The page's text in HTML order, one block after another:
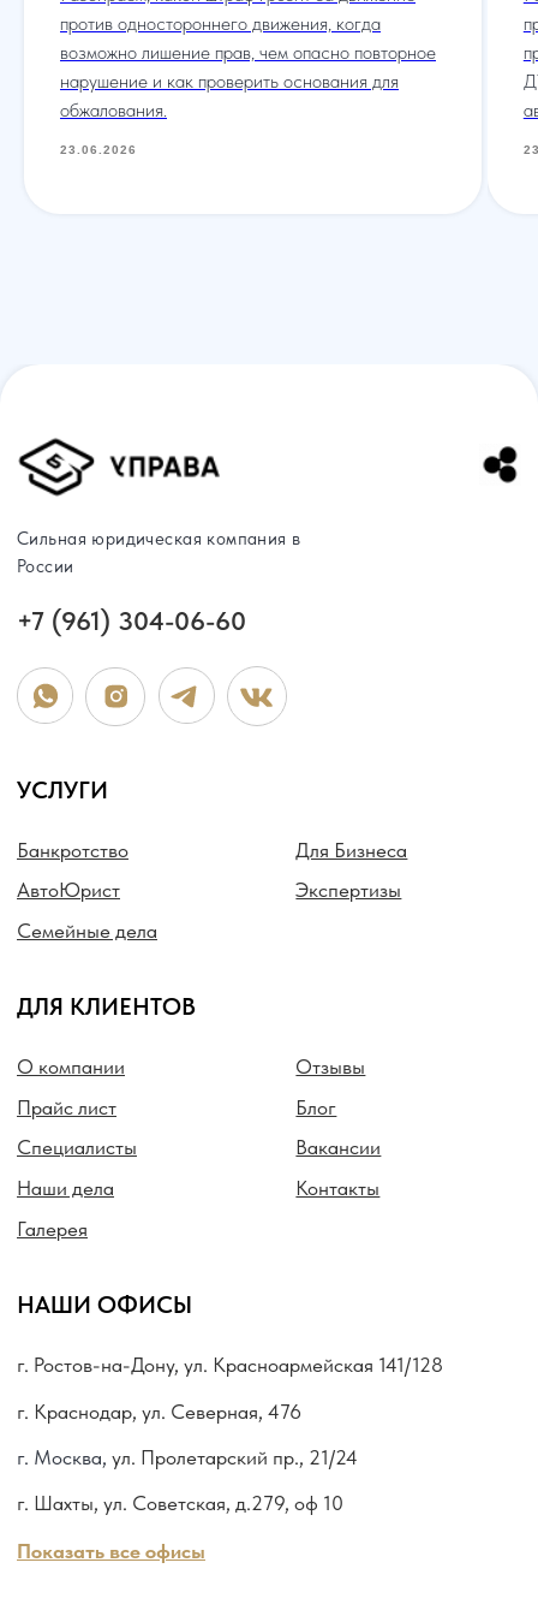
против одностороннего движения, когда
возможно лишение прав, чем опасно повторное
нарушение и как проверить основания для
обжалования.
23.06.2026